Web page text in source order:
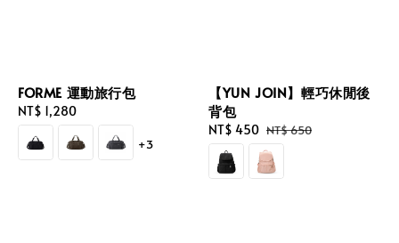
FORME 運動旅行包
Regular
price
NT$ 1,280
+3
【YUN JOIN】輕巧休閒後
背包
Sale
price
NT$ 450 Regular
price
NT$ 650